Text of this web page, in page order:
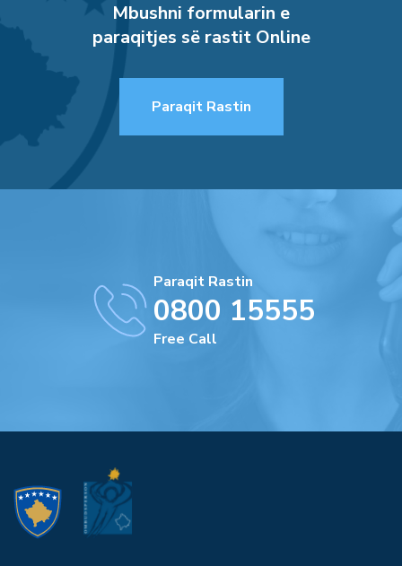
Mbushni formularin e
paraqitjes së rastit Online
Paraqit Rastin
Paraqit Rastin
0800 15555
Free Call